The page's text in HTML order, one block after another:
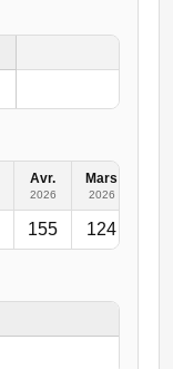
Avr.
2026
Mars
2026
155 124